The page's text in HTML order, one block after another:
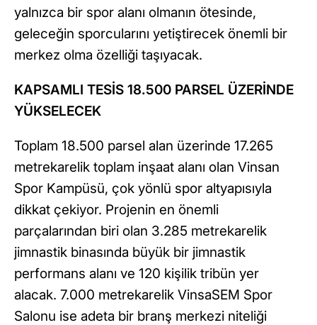
yalnızca bir spor alanı olmanın ötesinde,
geleceğin sporcularını yetiştirecek önemli bir
merkez olma özelliği taşıyacak.
KAPSAMLI TESİS 18.500 PARSEL ÜZERİNDE
YÜKSELECEK
Toplam 18.500 parsel alan üzerinde 17.265
metrekarelik toplam inşaat alanı olan Vinsan
Spor Kampüsü, çok yönlü spor altyapısıyla
dikkat çekiyor. Projenin en önemli
parçalarından biri olan 3.285 metrekarelik
jimnastik binasında büyük bir jimnastik
performans alanı ve 120 kişilik tribün yer
alacak. 7.000 metrekarelik VinsaSEM Spor
Salonu ise adeta bir branş merkezi niteliği